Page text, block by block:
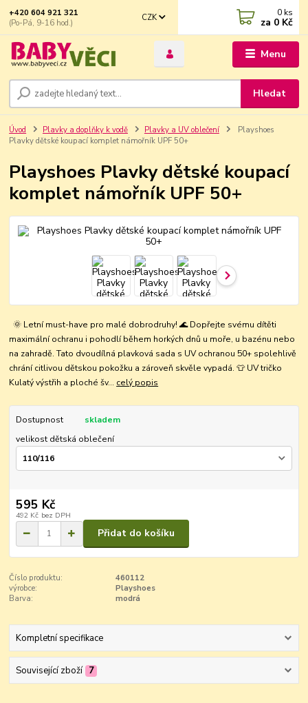
Menu
CZK
Hledat
+420 604 921 321
(Po-Pá, 9-16 hod.)
0 ks
za 0 Kč
Úvod Plavky a doplňky k vodě Plavky a UV oblečení
Playshoes
Plavky dětské koupací komplet námořník UPF 50+
Playshoes Plavky dětské koupací
komplet námořník UPF 50+
🌞 Letní must-have pro malé dobrodruhy! 🌊 Dopřejte svému dítěti
maximální ochranu i pohodlí během horkých dnů u moře, u bazénu nebo
na zahradě. Tato dvoudílná plavková sada s UV ochranou 50+ spolehlivě
chrání citlivou dětskou pokožku a zároveň skvěle vypadá. 👕 UV tričko
Kulatý výstřih a ploché šv... celý popis
Dostupnost
skladem
velikost dětská oblečení
595 Kč
492 Kč bez DPH
Přidat do košíku
Číslo produktu:
460112
výrobce:
Playshoes
Barva:
modrá
Kompletní specifikace
Související zboží 7